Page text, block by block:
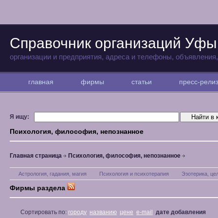
Справочник организаций Уфы
организации и предприятия, адреса и телефоны,
главная фирмы статьи пресс-
Я ищу:
Психология, философия, непознанное
Главная страница Психология, философия, непознанное
Астрология, гадания, магия Психология и психотерапия Эзотерика,
Фирмы раздела
Сортировать по: городу названию цене e-mail дате добавления